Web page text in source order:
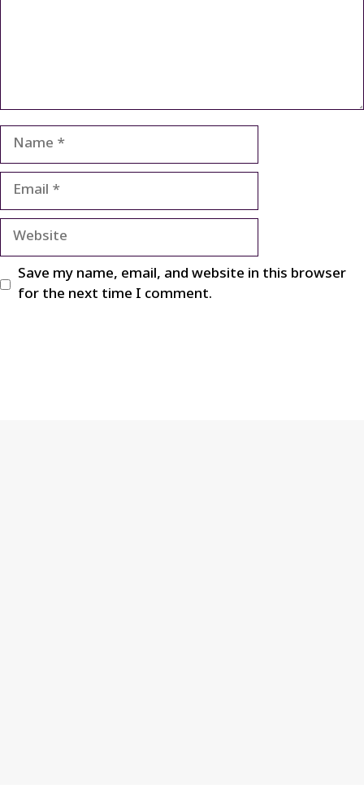
Name
Email
Website
Save my name, email, and website in this browser
for the next time I comment.